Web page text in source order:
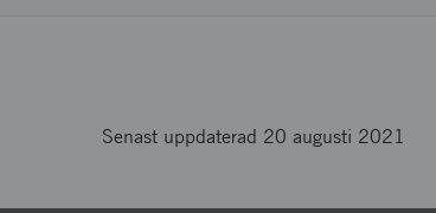
Senast uppdaterad 20 augusti 2021